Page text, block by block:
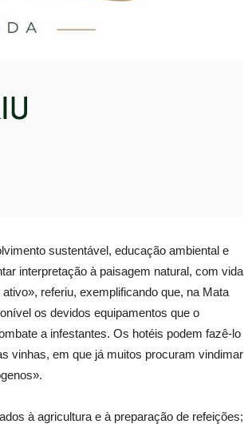
sustentável, educação ambiental e
interpretação à paisagem natural, com vida
referiu, exemplificando que, na Mata
os devidos equipamentos que o
a infestantes. Os hotéis podem fazê-lo
vinhas, em que já muitos procuram vindimar
à agricultura e à preparação de refeições;